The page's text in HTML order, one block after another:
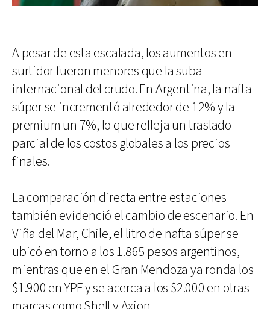
A pesar de esta escalada, los aumentos en
surtidor fueron menores que la suba
internacional del crudo. En Argentina, la nafta
súper se incrementó alrededor de 12% y la
premium un 7%, lo que refleja un traslado
parcial de los costos globales a los precios
finales.
La comparación directa entre estaciones
también evidenció el cambio de escenario. En
Viña del Mar, Chile, el litro de nafta súper se
ubicó en torno a los 1.865 pesos argentinos,
mientras que en el Gran Mendoza ya ronda los
$1.900 en YPF y se acerca a los $2.000 en otras